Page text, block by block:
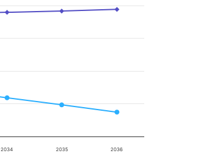
2034 2035 2036